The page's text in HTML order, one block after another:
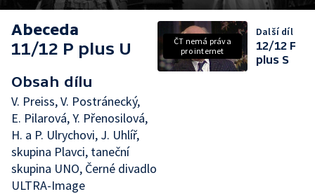
Abeceda
11/12 P plus U
Obsah dílu
V. Preiss, V. Postránecký,
E. Pilarová, Y. Přenosilová,
H. a P. Ulrychovi, J. Uhlíř,
skupina Plavci, taneční
skupina UNO, Černé divadlo
ULTRA-Image
ČT nemá práva
pro internet
Další díl
12/12 F
plus S